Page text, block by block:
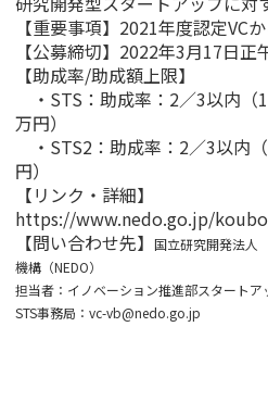
【重要事項】2021年度認定VC
【公募締切】2022年3月17日正
【助成率/助成額上限】
・STS：助成率：2／3以内（
万円）
・STS2：助成率：2／3以内
円）
【リンク・詳細】
https://www.nedo.go.jp/
【問い合わせ先】
国立研究開発法人
機構（NEDO）
担当者：イノベーション推進部スタートア
STS事務局：vc-vb@nedo.go.jp